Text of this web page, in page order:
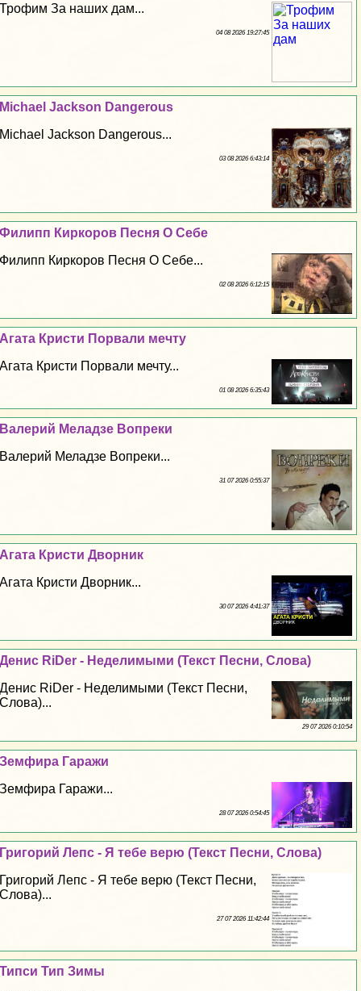
Трофим За наших дам...
04 08 2026 19:27:45
Michael Jackson Dangerous
Michael Jackson Dangerous...
03 08 2026 6:43:14
Филипп Киркоров Песня О Себе
Филипп Киркоров Песня О Себе...
02 08 2026 6:12:15
Агата Кристи Порвали мечту
Агата Кристи Порвали мечту...
01 08 2026 6:35:43
Валерий Меладзе Вопреки
Валерий Меладзе Вопреки...
31 07 2026 0:55:37
Агата Кристи Дворник
Агата Кристи Дворник...
30 07 2026 4:41:37
Денис RiDer - Неделимыми (Текст Песни, Слова)
Денис RiDer - Неделимыми (Текст Песни,
Слова)...
29 07 2026 0:10:54
Земфира Гаражи
Земфира Гаражи...
28 07 2026 0:54:45
Григорий Лепс - Я тебе верю (Текст Песни, Слова)
Григорий Лепс - Я тебе верю (Текст Песни,
Слова)...
27 07 2026 11:42:44
Типси Тип Зимы